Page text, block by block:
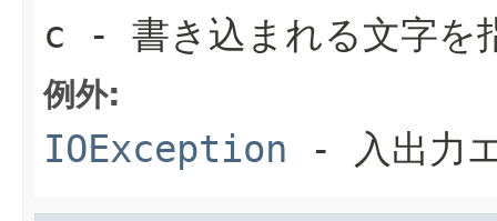
c - 書き込まれる文字
例外:
IOException - 入出力